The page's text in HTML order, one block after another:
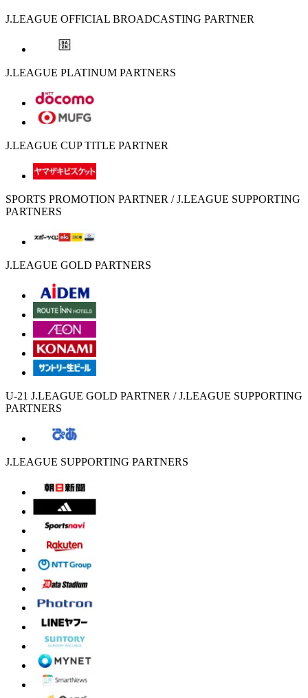
J.LEAGUE OFFICIAL BROADCASTING PARTNER
J.LEAGUE PLATINUM PARTNERS
J.LEAGUE CUP TITLE PARTNER
SPORTS PROMOTION PARTNER / J.LEAGUE SUPPORTING
PARTNERS
J.LEAGUE GOLD PARTNERS
U-21 J.LEAGUE GOLD PARTNER / J.LEAGUE SUPPORTING
PARTNERS
J.LEAGUE SUPPORTING PARTNERS